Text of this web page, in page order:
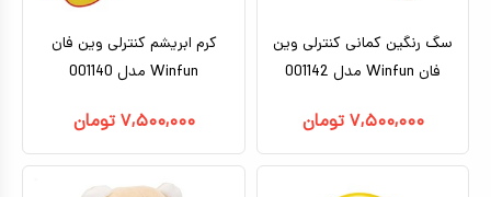
سگ رنگین کمانی کنترلی وین
فان Winfun مدل 001142
۷,۵۰۰,۰۰۰ تومان
کرم ابریشم کنترلی وین فان
Winfun مدل 001140
۷,۵۰۰,۰۰۰ تومان